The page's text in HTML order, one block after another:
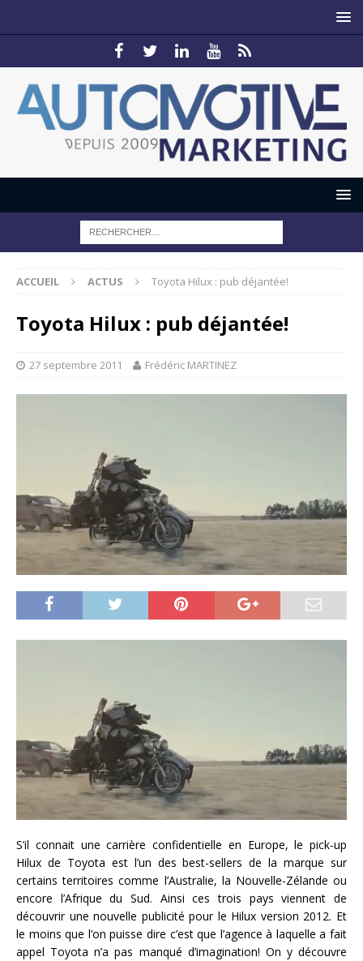
ACCUEIL ACTUS Toyota Hilux : pub déjantée!
Toyota Hilux : pub déjantée!
27 septembre 2011 Frédéric MARTINEZ
S’il connait une carrière confidentielle en Europe, le pick-up
Hilux de Toyota est l’un des best-sellers de la marque sur
certains territoires comme l’Australie, la Nouvelle-Zélande ou
encore l’Afrique du Sud. Ainsi ces trois pays viennent de
découvrir une nouvelle publicité pour le Hilux version 2012. Et
le moins que l’on puisse dire c’est que l’agence à laquelle a fait
appel Toyota n’a pas manqué d’imagination! On y découvre